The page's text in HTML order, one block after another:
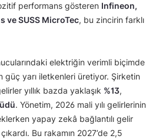
performans gösteren Infineon,
ve SUSS MicroTec, bu zincirin farklı
elektriğin verimli biçimde
güç yarı iletkenleri üretiyor. Şirketin
yıllık bazda yaklaşık %13,
. Yönetim, 2026 mali yılı gelirlerinin
yapay zekâ bağlantılı gelir
Bu rakamın 2027’de 2,5